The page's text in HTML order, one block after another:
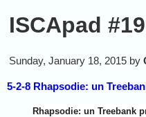
ISCApad
Sunday, January 18, 2015 by
5-2-8 Rhapsodie: un
Rhapsodie: un Treebank